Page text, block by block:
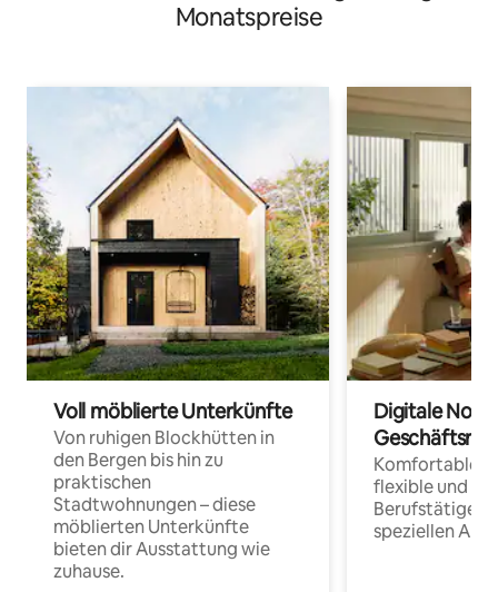
Monatspreise
Voll möblierte Unterkünfte
Von ruhigen Blockhütten in
den Bergen bis hin zu
praktischen
Stadtwohnungen – diese
möblierten Unterkünfte
bieten dir Ausstattung wie
zuhause.
Digitale
Komfortable
flexible und
Berufstätige
speziellen